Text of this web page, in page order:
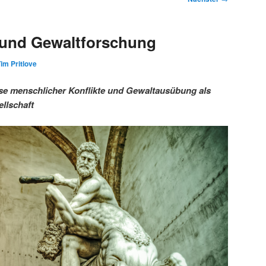
Gewaltforschung
Pritlove
menschlicher Konflikte und Gewaltausübung als